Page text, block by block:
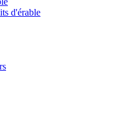
d'érable